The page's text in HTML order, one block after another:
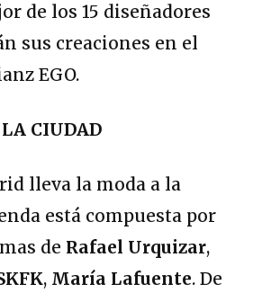
de los 15 diseñadores
sus creaciones en el
EGO.
LA CIUDAD
lleva la moda a la
está compuesta por
de Rafael Urquizar,
, María Lafuente. De